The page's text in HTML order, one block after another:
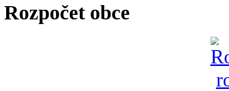
Rozpočet obce